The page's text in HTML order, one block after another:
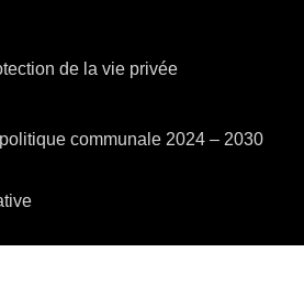
de la vie privée
communale 2024 – 2030